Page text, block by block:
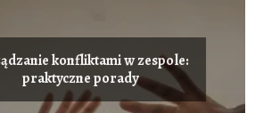
konfliktami w zespole:
praktyczne porady